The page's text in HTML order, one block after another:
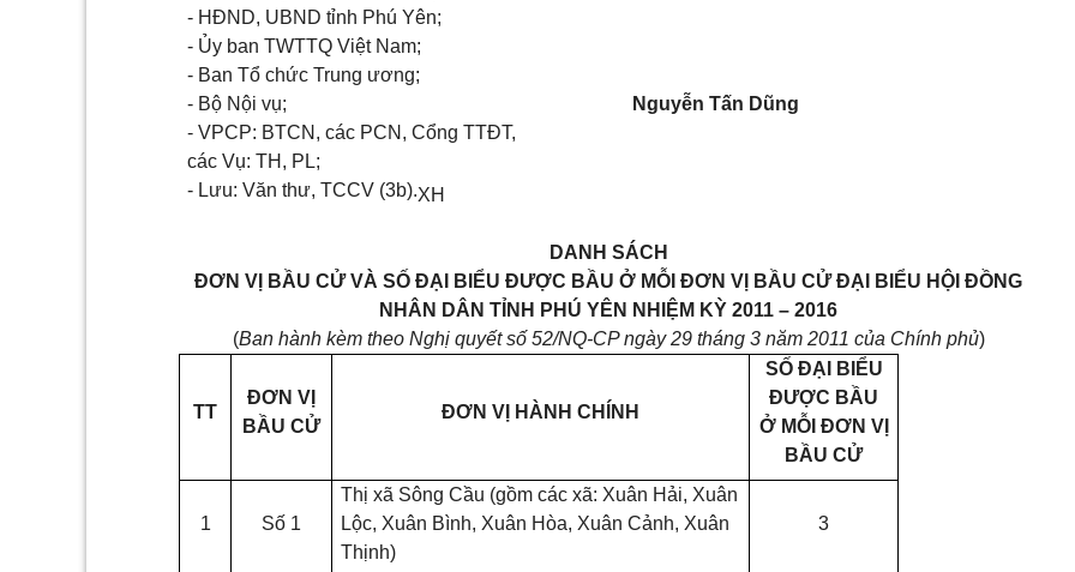
- HĐND, UBND tỉnh Phú Yên;
- Ủy ban TWTTQ Việt Nam;
- Ban Tổ chức Trung ương;
- Bộ Nội vụ;
- VPCP: BTCN, các PCN, Cổng TTĐT,
các Vụ: TH, PL;
- Lưu: Văn thư, TCCV (3b).XH
Nguyễn Tấn Dũng
DANH SÁCH
ĐƠN VỊ BẦU CỬ VÀ SỐ ĐẠI BIỂU ĐƯỢC BẦU Ở MỖI ĐƠN VỊ BẦU CỬ ĐẠI BIỂU HỘI ĐỒNG
NHÂN DÂN TỈNH PHÚ YÊN NHIỆM KỲ 2011 – 2016
(Ban hành kèm theo Nghị quyết số 52/NQ-CP ngày 29 tháng 3 năm 2011 của Chính phủ)
TT
ĐƠN VỊ
BẦU CỬ
ĐƠN VỊ HÀNH CHÍNH
SỐ ĐẠI BIỂU
ĐƯỢC BẦU
Ở MỖI ĐƠN VỊ
BẦU CỬ
1 Số 1
Thị xã Sông Cầu (gồm các xã: Xuân Hải, Xuân
Lộc, Xuân Bình, Xuân Hòa, Xuân Cảnh, Xuân
Thịnh)
3